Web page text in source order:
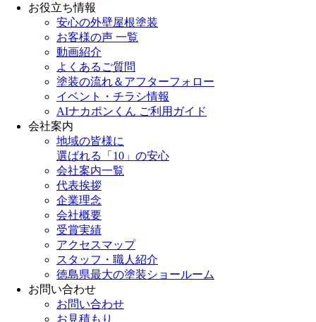
お役立ち情報
安心の外壁屋根塗装
お客様の声 一覧
動画紹介
よくあるご質問
塗装の流れ＆アフターフォロー
イベント・チラシ情報
AIナカポンくん ご利用ガイド
会社案内
地域の皆様に
選ばれる「10」の安心
会社案内一覧
代表挨拶
企業理念
会社概要
受賞実績
アクセスマップ
スタッフ・職人紹介
徳島県最大の塗装ショールーム
お問い合わせ
お問い合わせ
お見積もり